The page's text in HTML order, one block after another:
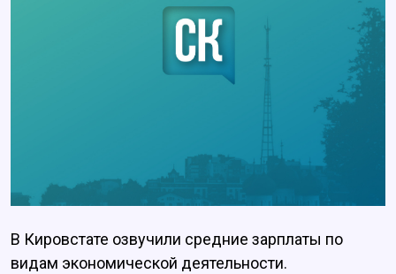
В Кировстате озвучили средние зарплаты по
видам экономической деятельности.